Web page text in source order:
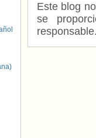
Este blog
se